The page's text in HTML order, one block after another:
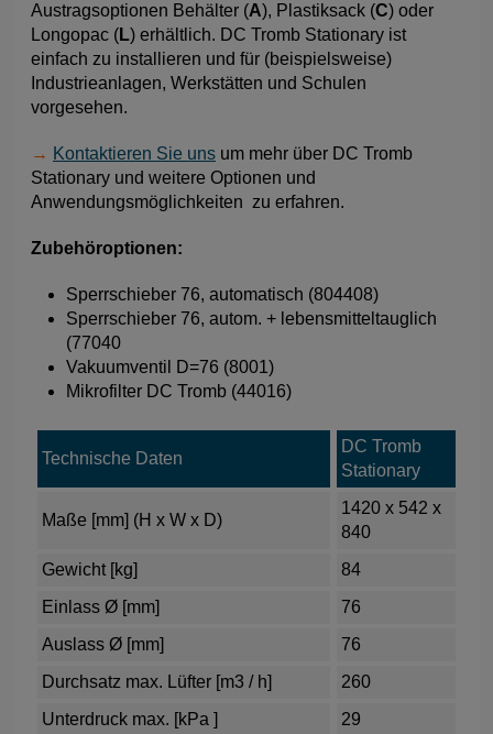
Austragsoptionen Behälter (A), Plastiksack (C) oder
Longopac (L) erhältlich. DC Tromb Stationary ist
einfach zu installieren und für (beispielsweise)
Industrieanlagen, Werkstätten und Schulen
vorgesehen.
→ Kontaktieren Sie uns um mehr über DC Tromb
Stationary und weitere Optionen und
Anwendungsmöglichkeiten zu erfahren.
Zubehöroptionen:
Sperrschieber 76, automatisch (804408)
Sperrschieber 76, autom. + lebensmitteltauglich
(77040
Vakuumventil D=76 (8001)
Mikrofilter DC Tromb (44016)
Technische Daten
DC Tromb
Stationary
Maße [mm] (H x W x D)
1420 x 542 x
840
Gewicht [kg]
84
Einlass Ø [mm]
76
Auslass Ø [mm]
76
Durchsatz max. Lüfter [m3 / h]
260
Unterdruck max. [kPa ]
29